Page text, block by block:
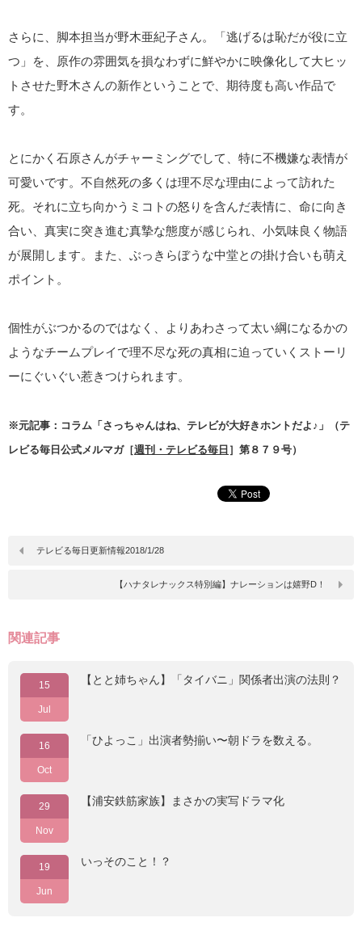
さらに、脚本担当が野木亜紀子さん。「逃げるは恥だが役に立
つ」を、原作の雰囲気を損なわずに鮮やかに映像化して大ヒッ
トさせた野木さんの新作ということで、期待度も高い作品で
す。
とにかく石原さんがチャーミングでして、特に不機嫌な表情が
可愛いです。不自然死の多くは理不尽な理由によって訪れた
死。それに立ち向かうミコトの怒りを含んだ表情に、命に向き
合い、真実に突き進む真摯な態度が感じられ、小気味良く物語
が展開します。また、ぶっきらぼうな中堂との掛け合いも萌え
ポイント。
個性がぶつかるのではなく、よりあわさって太い綱になるかの
ようなチームプレイで理不尽な死の真相に迫っていくストーリ
ーにぐいぐい惹きつけられます。
※元記事：コラム「さっちゃんはね、テレビが大好きホントだよ♪」（テ
レビる毎日公式メルマガ［週刊・テレビる毎日 ］第８７９号）
テレビる毎日更新情報2018/1/28
【ハナタレナックス特別編】ナレーションは嬉野D！
関連記事
15
Jul
【とと姉ちゃん】「タイバニ」関係者出演の法則？
16
Oct
「ひよっこ」出演者勢揃い〜朝ドラを数える。
29
Nov
【浦安鉄筋家族】まさかの実写ドラマ化
19
Jun
いっそのこと！？